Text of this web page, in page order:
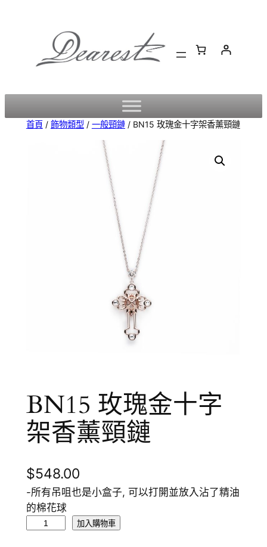
首頁/ 飾物類型 / 一般頸鏈/ BN15 玫瑰金十字架香薰頸鏈
BN15 玫瑰金十字
架香薰頸鏈
$548.00
-所有吊咀也是小盒子, 可以打開並放入沾了精油
的棉花球
加入購物車